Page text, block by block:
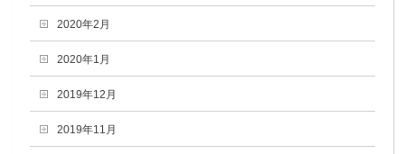
2020年2月
2020年1月
2019年12月
2019年11月